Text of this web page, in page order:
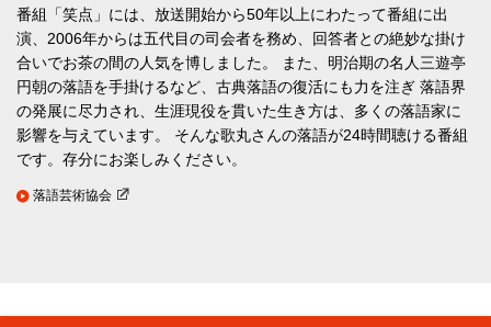
番組「笑点」には、放送開始から50年以上にわたって番組に出
演、2006年からは五代目の司会者を務め、回答者との絶妙な掛け
合いでお茶の間の人気を博しました。 また、明治期の名人三遊亭
円朝の落語を手掛けるなど、古典落語の復活にも力を注ぎ 落語界
の発展に尽力され、生涯現役を貫いた生き方は、多くの落語家に
影響を与えています。 そんな歌丸さんの落語が24時間聴ける番組
です。存分にお楽しみください。
落語芸術協会